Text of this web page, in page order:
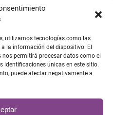
utilizamos tecnologías como las
la información del dispositivo. El
permitirá procesar datos como el
identificaciones únicas en este sitio.
puede afectar negativamente a